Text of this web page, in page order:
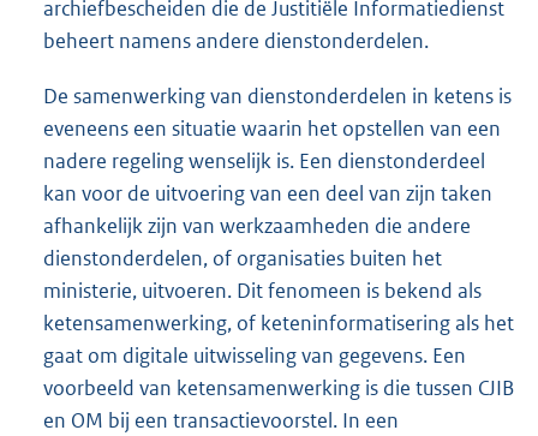
archiefbescheiden die de Justitiële Informatiedienst
beheert namens andere dienstonderdelen.
De samenwerking van dienstonderdelen in ketens is
eveneens een situatie waarin het opstellen van een
nadere regeling wenselijk is. Een dienstonderdeel
kan voor de uitvoering van een deel van zijn taken
afhankelijk zijn van werkzaamheden die andere
dienstonderdelen, of organisaties buiten het
ministerie, uitvoeren. Dit fenomeen is bekend als
ketensamenwerking, of keteninformatisering als het
gaat om digitale uitwisseling van gegevens. Een
voorbeeld van ketensamenwerking is die tussen CJIB
en OM bij een transactievoorstel. In een